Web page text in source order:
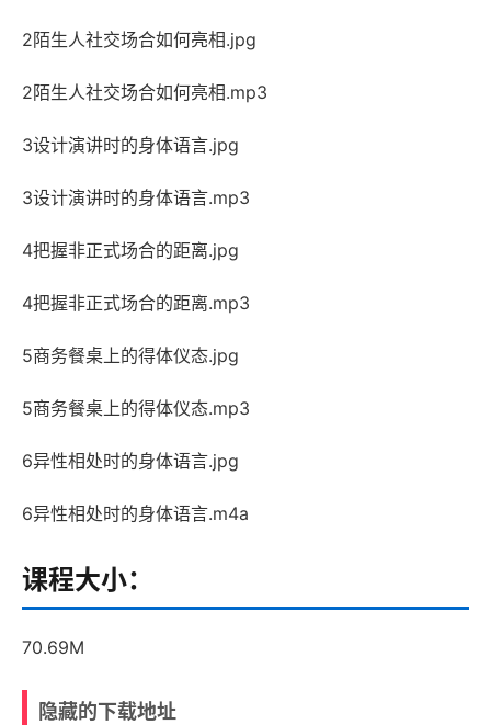
2陌生人社交场合如何亮相.jpg
2陌生人社交场合如何亮相.mp3
3设计演讲时的身体语言.jpg
3设计演讲时的身体语言.mp3
4把握非正式场合的距离.jpg
4把握非正式场合的距离.mp3
5商务餐桌上的得体仪态.jpg
5商务餐桌上的得体仪态.mp3
6异性相处时的身体语言.jpg
6异性相处时的身体语言.m4a
课程大小：
70.69M
隐藏的下载地址